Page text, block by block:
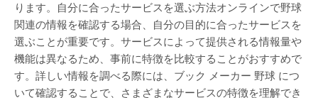
ります。自分に合ったサービスを選ぶ方法オンラインで野球
関連の情報を確認する場合、自分の目的に合ったサービスを
選ぶことが重要です。サービスによって提供される情報量や
機能は異なるため、事前に特徴を比較することがおすすめで
す。詳しい情報を調べる際には、ブック メーカー 野球 につ
いて確認することで、さまざまなサービスの特徴を理解でき